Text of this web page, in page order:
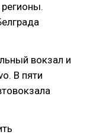
вокзал и
В пяти